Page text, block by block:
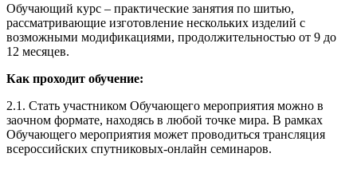
Обучающий курс – практические занятия по шитью,
рассматривающие изготовление нескольких изделий с
возможными модификациями, продолжительностью от 9 до
12 месяцев.
Как проходит обучение:
2.1. Стать участником Обучающего мероприятия можно в
заочном формате, находясь в любой точке мира. В рамках
Обучающего мероприятия может проводиться трансляция
всероссийских спутниковых-онлайн семинаров.